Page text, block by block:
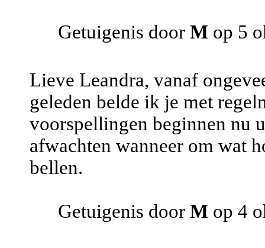
Getuigenis door M op 5
Lieve Leandra, vanaf
geleden belde ik je met
voorspellingen beginnen nu
afwachten wanneer om wat
bellen.
Getuigenis door M op 4